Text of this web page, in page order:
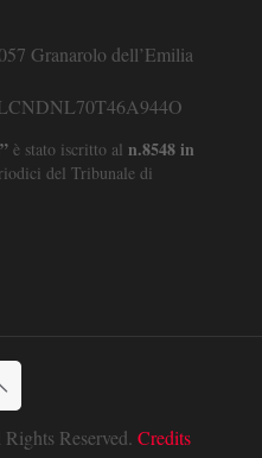
Granarolo dell’Emilia
è stato iscritto al n.8548 in
del Tribunale di
Reserved. Credits